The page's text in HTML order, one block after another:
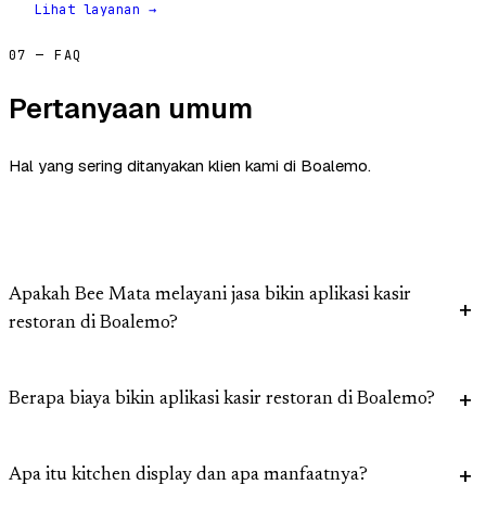
Lihat layanan →
07 — FAQ
Pertanyaan umum
Hal yang sering ditanyakan klien kami di Boalemo.
Apakah Bee Mata melayani jasa bikin aplikasi kasir
restoran di Boalemo?
Berapa biaya bikin aplikasi kasir restoran di Boalemo?
Apa itu kitchen display dan apa manfaatnya?